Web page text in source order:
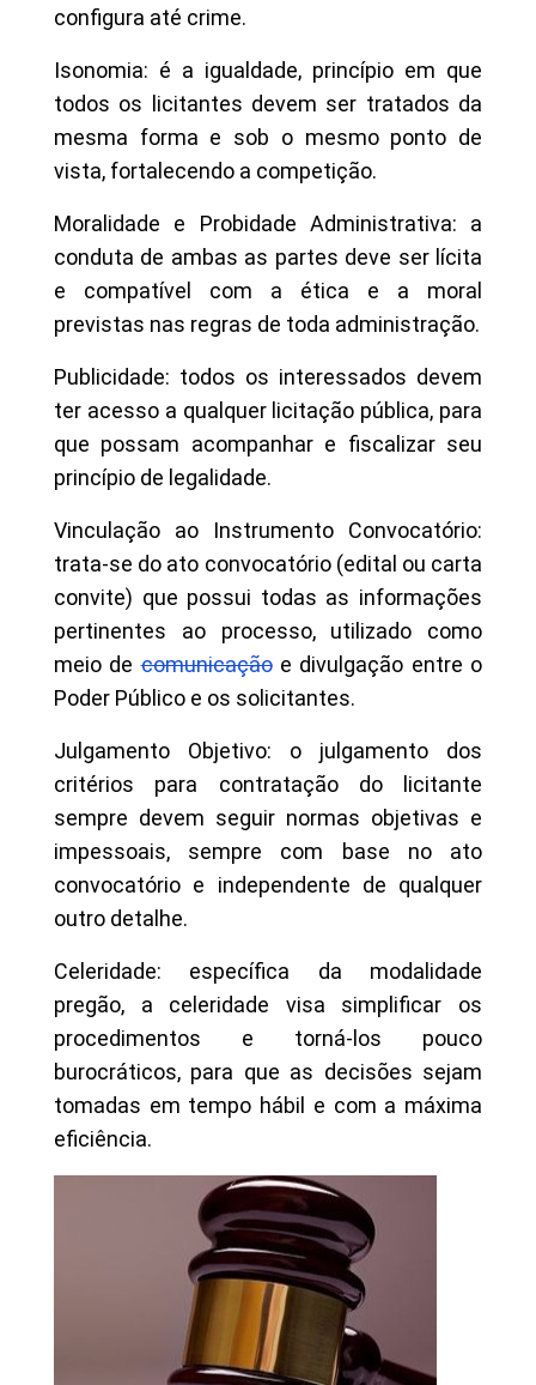
configura até crime.
Isonomia: é a igualdade, princípio em que
todos os licitantes devem ser tratados da
mesma forma e sob o mesmo ponto de
vista, fortalecendo a competição.
Moralidade e Probidade Administrativa: a
conduta de ambas as partes deve ser lícita
e compatível com a ética e a moral
previstas nas regras de toda administração.
Publicidade: todos os interessados devem
ter acesso a qualquer licitação pública, para
que possam acompanhar e fiscalizar seu
princípio de legalidade.
Vinculação ao Instrumento Convocatório:
trata-se do ato convocatório (edital ou carta
convite) que possui todas as informações
pertinentes ao processo, utilizado como
meio decomunicaçãoe divulgação entre o
Poder Público e os solicitantes.
Julgamento Objetivo: o julgamento dos
critérios para contratação do licitante
sempre devem seguir normas objetivas e
impessoais, sempre com base no ato
convocatório e independente de qualquer
outro detalhe.
Celeridade: específica da modalidade
pregão, a celeridade visa simplificar os
procedimentos e torná-los pouco
burocráticos, para que as decisões sejam
tomadas em tempo hábil e com a máxima
eficiência.